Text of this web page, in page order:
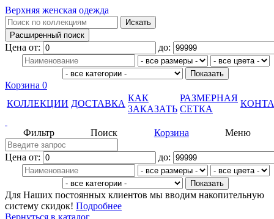
Верхняя женская одежда
Цена от: до:
Корзина 0
КОЛЛЕКЦИИ ДОСТАВКА
КАК
ЗАКАЗАТЬ
РАЗМЕРНАЯ
СЕТКА
Меню
Корзина
Поиск
Фильтр
Цена от: до:
Для Наших постоянных клиентов мы вводим накопительную
систему скидок! Подробнее
Вернуться в каталог